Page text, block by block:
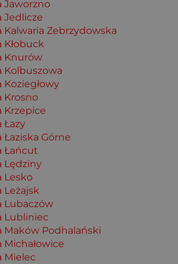
Jaworzno
Jedlicze
Kalwaria Zebrzydowska
Kłobuck
Knurów
Kolbuszowa
Koziegłowy
Krosno
Krzepice
Łazy
Łaziska Górne
Łańcut
Lędziny
Lesko
Leżajsk
Lubaczów
Lubliniec
Maków Podhalański
Michałowice
Mielec